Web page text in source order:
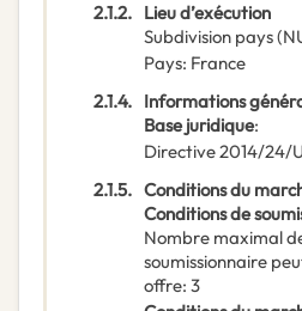
2.1.2. Lieu d’exécution
Subdivision pays
Pays: France
2.1.4. Informations
Base juridique:
Directive 2014/24/
2.1.5. Conditions du
Conditions de
Nombre maximal
soumissionnaire
offre: 3